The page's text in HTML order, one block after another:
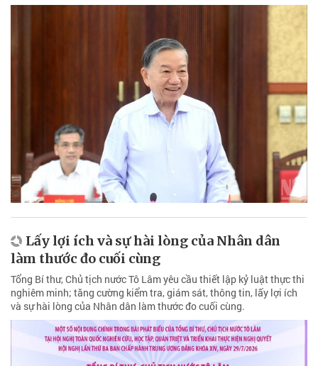
Lấy lợi ích và sự hài lòng của Nhân dân
làm thước đo cuối cùng
Tổng Bí thư, Chủ tịch nước Tô Lâm yêu cầu thiết lập kỷ luật thực thi
nghiêm minh; tăng cường kiểm tra, giám sát, thông tin, lấy lợi ích
và sự hài lòng của Nhân dân làm thước đo cuối cùng.